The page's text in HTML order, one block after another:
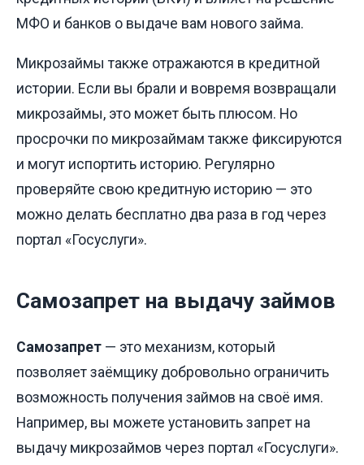
МФО и банков о выдаче вам нового займа.
Микрозаймы также отражаются в кредитной
истории. Если вы брали и вовремя возвращали
микрозаймы, это может быть плюсом. Но
просрочки по микрозаймам также фиксируются
и могут испортить историю. Регулярно
проверяйте свою кредитную историю — это
можно делать бесплатно два раза в год через
портал «Госуслуги».
Самозапрет на выдачу займов
Самозапрет — это механизм, который
позволяет заёмщику добровольно ограничить
возможность получения займов на своё имя.
Например, вы можете установить запрет на
выдачу микрозаймов через портал «Госуслуги».